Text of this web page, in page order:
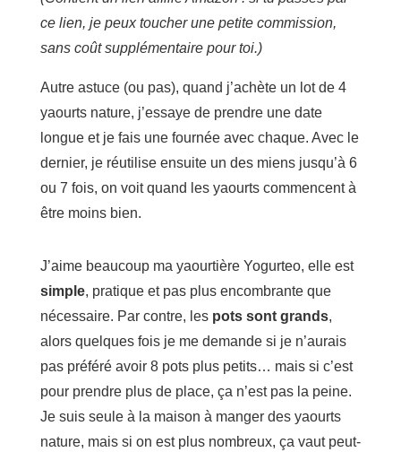
ce lien, je peux toucher une petite commission,
sans coût supplémentaire pour toi.)
Autre astuce (ou pas), quand j’achète un lot de 4
yaourts nature, j’essaye de prendre une date
longue et je fais une fournée avec chaque. Avec le
dernier, je réutilise ensuite un des miens jusqu’à 6
ou 7 fois, on voit quand les yaourts commencent à
être moins bien.
J’aime beaucoup ma yaourtière Yogurteo, elle est
simple, pratique et pas plus encombrante que
nécessaire. Par contre, les pots sont grands,
alors quelques fois je me demande si je n’aurais
pas préféré avoir 8 pots plus petits… mais si c’est
pour prendre plus de place, ça n’est pas la peine.
Je suis seule à la maison à manger des yaourts
nature, mais si on est plus nombreux, ça vaut peut-